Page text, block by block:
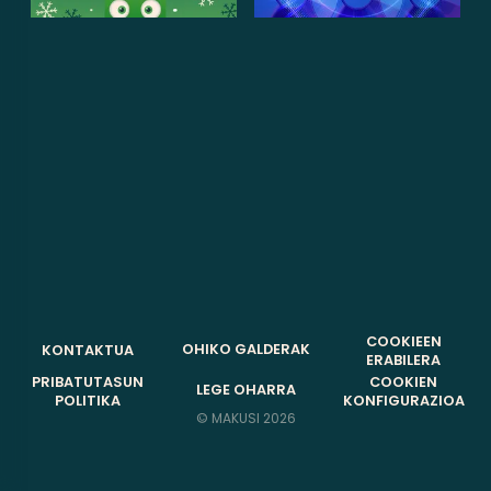
KONTAKTUA OHIKO GALDERAK
COOKIEEN
ERABILERA
PRIBATUTASUN
POLITIKA
LEGE OHARRA
COOKIEN
KONFIGURAZIOA
© MAKUSI 2026